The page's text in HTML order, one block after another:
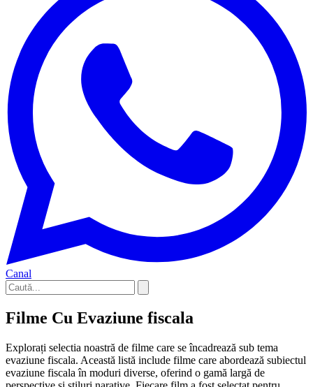
Canal
Filme Cu Evaziune fiscala
Explorați selectia noastră de filme care se încadrează sub tema
evaziune fiscala. Această listă include filme care abordează subiectul
evaziune fiscala în moduri diverse, oferind o gamă largă de